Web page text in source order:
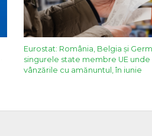
Eurostat: România, Belgia și
singurele state membre UE unde
vânzările cu amănuntul, în iunie